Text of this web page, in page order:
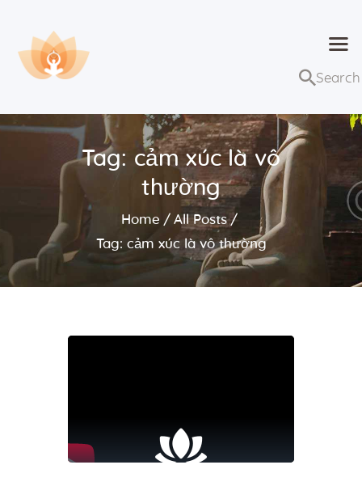
Tag: cảm xúc là vô
thường
Home
All Posts
Tag: cảm xúc là vô thường
Trang chủ
Bài giảng
Lớp học và sự kiện
Về Dhammaduta